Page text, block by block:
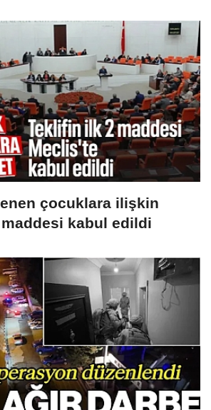
çocuklara ilişkin
kabul edildi